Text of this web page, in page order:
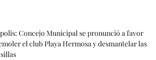
Concejo Municipal se pronunció a favor
el club Playa Hermosa y desmantelar las